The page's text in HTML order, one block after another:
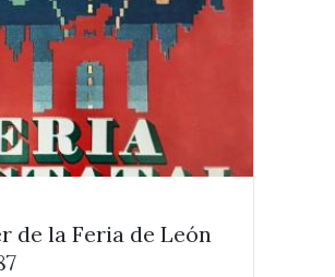
de la Feria de León